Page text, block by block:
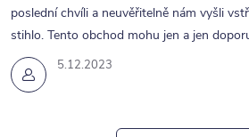
5.12.2023
poslední chvíli a neuvěřitelně nám vyšli
stihlo. Tento obchod mohu jen a jen